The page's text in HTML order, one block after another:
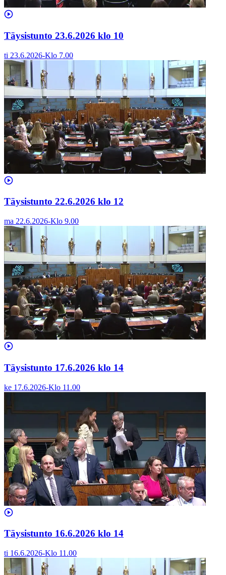
Täysistunto 23.6.2026 klo 10
ti 23.6.2026-Klo 7.00
Täysistunto 22.6.2026 klo 12
ma 22.6.2026-Klo 9.00
Täysistunto 17.6.2026 klo 14
ke 17.6.2026-Klo 11.00
Täysistunto 16.6.2026 klo 14
ti 16.6.2026-Klo 11.00